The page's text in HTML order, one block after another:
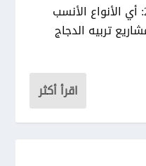
دليل أنواع تربية الدواجن 2026: أي الأنواع الأنسب
تربيه الدجاج
اقرأ أكثر